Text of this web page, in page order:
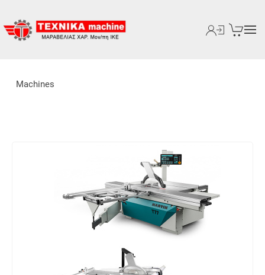
Machines